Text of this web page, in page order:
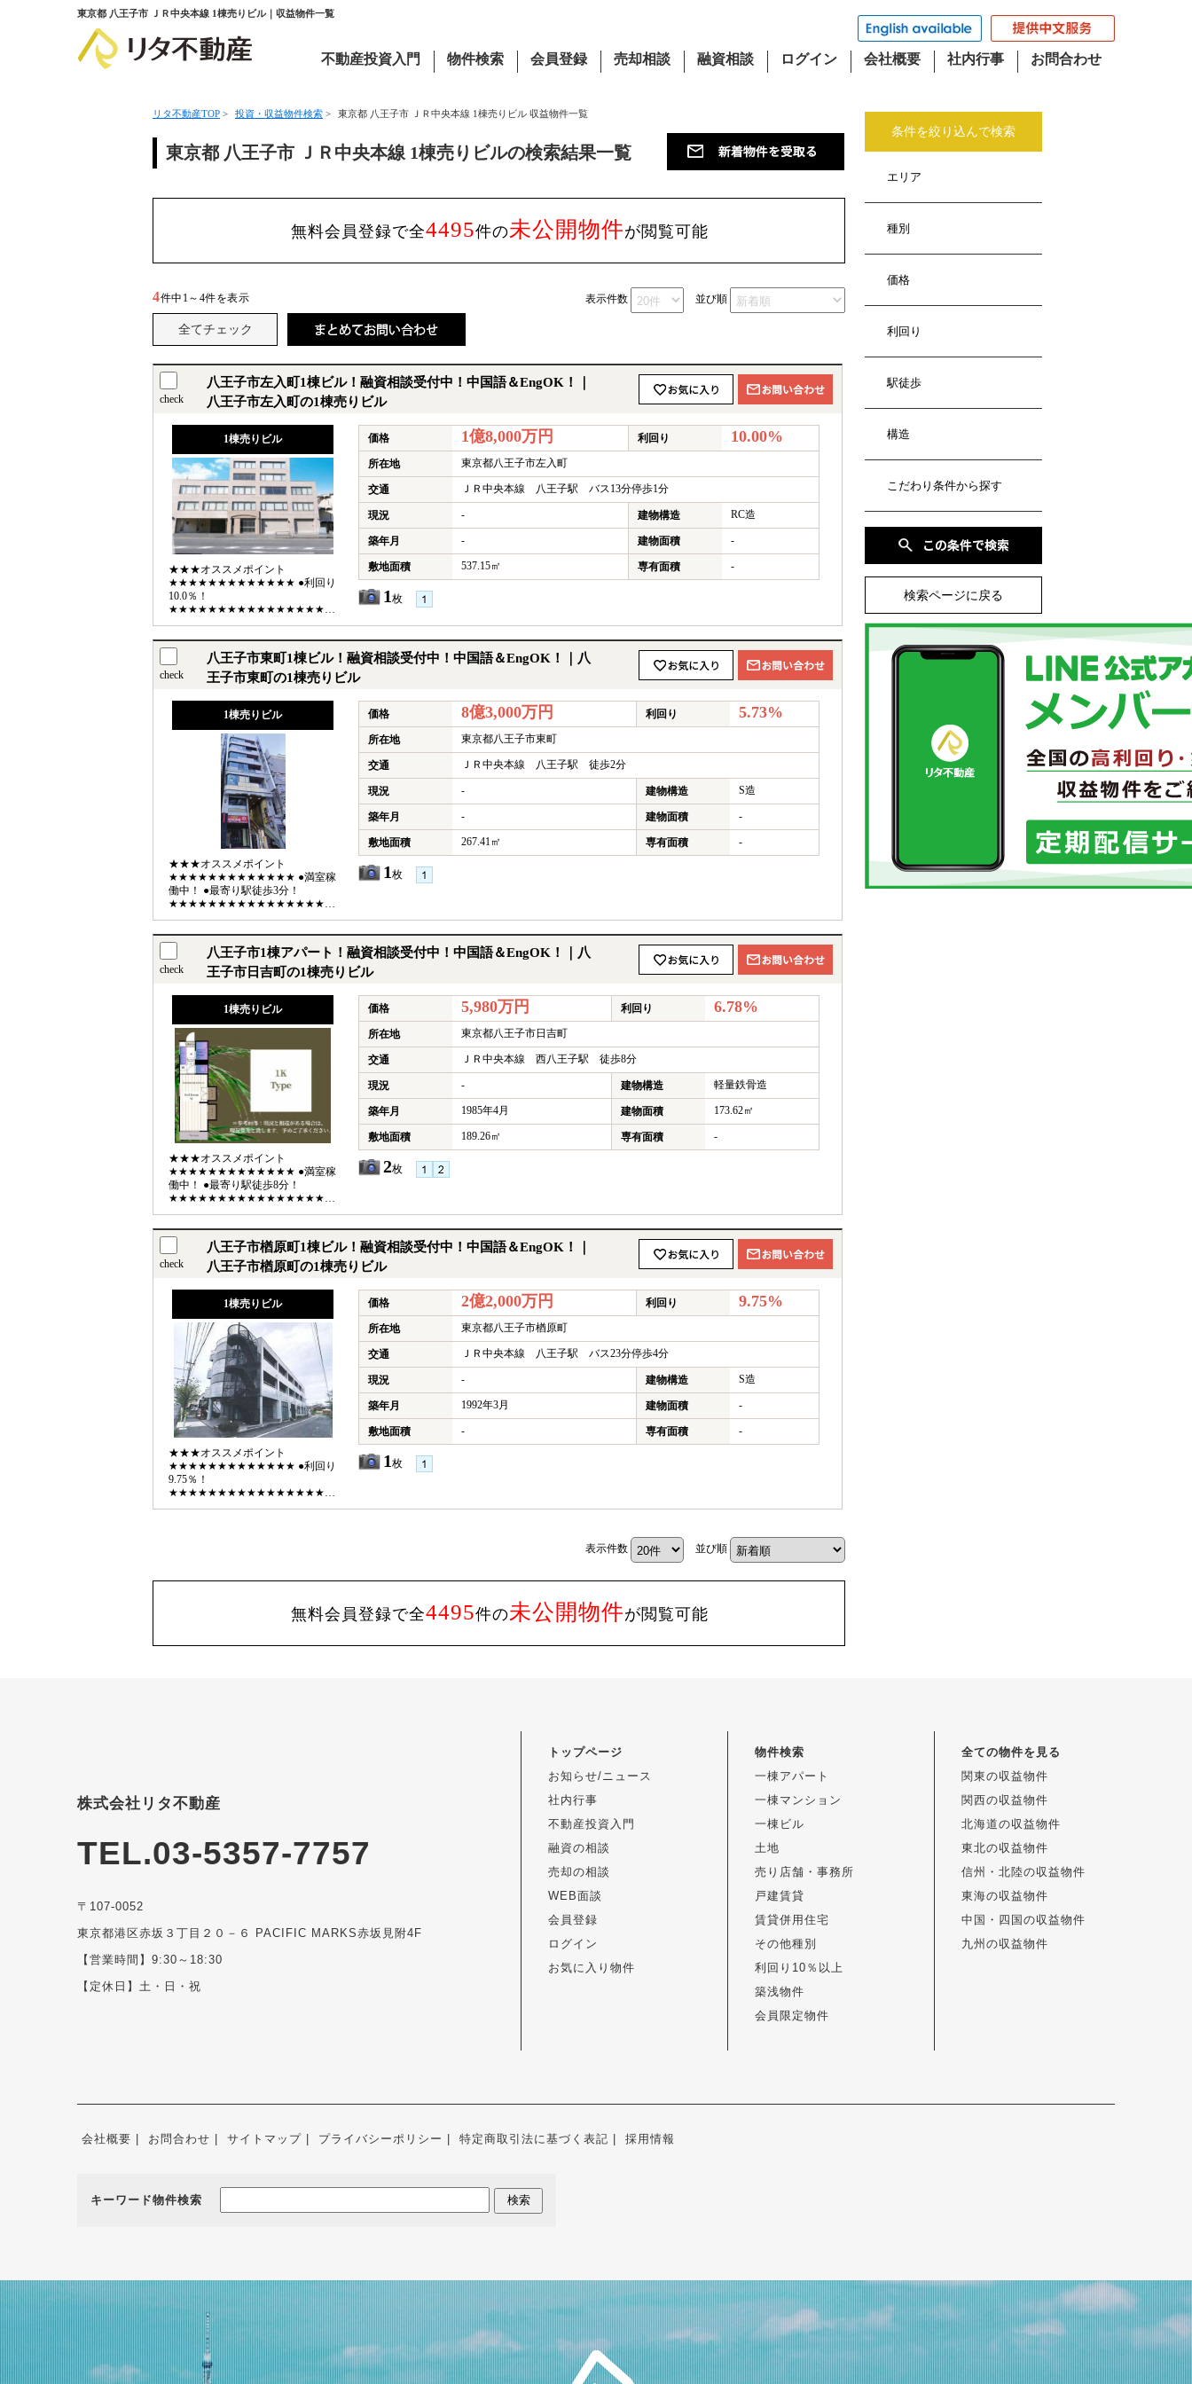
東京都 八王子市 ＪＲ中央本線 1棟売りビル｜収益物件一覧
不動産投資入門 物件検索 会員登録 売却相談 融資相談 ログイン 会社概要 社内行事 お問合わせ
リタ不動産TOP > 投資・収益物件検索 > 東京都 八王子市 ＪＲ中央本線 1棟売りビル 収益物件一覧
東京都 八王子市 ＪＲ中央本線 1棟売りビルの検索結果一覧
無料会員登録で全4495件の未公開物件が閲覧可能
4件中 1～4件を表示 表示件数 並び順
check
八王子市左入町1棟ビル！融資相談受付中！中国語＆EngOK！｜
八王子市左入町の1棟売りビル
1棟売りビル
★★★オススメポイント
★★★★★★★★★★★★★ ●利回り
10.0％！
★★★★★★★★★★★★★★★★★★★★★★★★
【利回り】 ●想定利回り10.0％
央線「八王子」駅バス13分停歩1分
English available
価格 1億8,000万円 利回り 10.00%
所在地 東京都八王子市左入町
交通 ＪＲ中央本線 八王子駅 バス13分停歩1分
現況 - 建物構造 RC造
築年月 - 建物面積 -
敷地面積 537.15㎡ 専有面積 -
1 枚
check
八王子市東町1棟ビル！融資相談受付中！中国語＆EngOK！｜八
王子市東町の1棟売りビル
1棟売りビル
★★★オススメポイント
★★★★★★★★★★★★★ ●満室稼
働中！ ●最寄り駅徒歩3分！
★★★★★★★★★★★★★★★★★★★★★★★★
【利回り】 ●想定利回り5.7％ ●
央線「八王子」駅徒歩3分 English
available
価格 8億3,000万円 利回り 5.73%
所在地 東京都八王子市東町
交通 ＪＲ中央本線 八王子駅 徒歩2分
現況 - 建物構造 S造
築年月 - 建物面積 -
敷地面積 267.41㎡ 専有面積 -
1 枚
check
八王子市1棟アパート！融資相談受付中！中国語＆EngOK！｜八
王子市日吉町の1棟売りビル
1棟売りビル
★★★オススメポイント
★★★★★★★★★★★★★ ●満室稼
働中！ ●最寄り駅徒歩8分！
★★★★★★★★★★★★★★★★★★★★★★★★
【利回り】 ●想定利回り6.78％
央本線「西八王子」駅徒歩8分
English available
価格 5,980万円 利回り 6.78%
所在地 東京都八王子市日吉町
交通 ＪＲ中央本線 西八王子駅 徒歩8分
現況 - 建物構造 軽量鉄骨造
築年月 1985年4月 建物面積 173.62㎡
敷地面積 189.26㎡ 専有面積 -
2枚
check
八王子市楢原町1棟ビル！融資相談受付中！中国語＆EngOK！｜
八王子市楢原町の1棟売りビル
1棟売りビル
★★★オススメポイント
★★★★★★★★★★★★★ ●利回り
9.75％！
★★★★★★★★★★★★★★★★★★★★★★★★
【利回り】 ●想定利回り9.75％
価格 2億2,000万円 利回り 9.75%
所在地 東京都八王子市楢原町
交通 ＪＲ中央本線 八王子駅 バス23分停歩4分
現況 - 建物構造 S造
築年月 1992年3月 建物面積 -
敷地面積 - 専有面積 -
1 枚
表示件数 並び順
無料会員登録で全4495件の未公開物件が閲覧可能
条件を絞り込んで検索
エリア
種別
価格
利回り
駅徒歩
構造
こだわり条件から探す
検索ページに戻る
株式会社リタ不動産
TEL.03-5357-7757
〒107-0052
東京都港区赤坂３丁目２０－６ PACIFIC MARKS赤坂見附4F
【営業時間】9:30～18:30
【定休日】土・日・祝
トップページ
お知らせ/ニュース
社内行事
不動産投資入門
融資の相談
売却の相談
WEB面談
会員登録
ログイン
お気に入り物件
物件検索
一棟アパート
一棟マンション
一棟ビル
土地
売り店舗・事務所
戸建賃貸
賃貸併用住宅
その他種別
利回り10％以上
築浅物件
会員限定物件
全ての物件を見る
関東の収益物件
関西の収益物件
北海道の収益物件
東北の収益物件
信州・北陸の収益物件
東海の収益物件
中国・四国の収益物件
九州の収益物件
会社概要 お問合わせ サイトマップ プライバシーポリシー 特定商取引法に基づく表記 採用情報
キーワード物件検索 検索